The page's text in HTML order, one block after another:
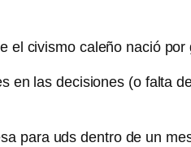
el civismo caleño nació
en las decisiones (o falta
para uds dentro de un